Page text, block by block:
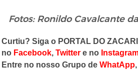
Fotos: Ronildo Cavalcante
Curtiu? Siga o PORTAL DO
no Facebook,Twitter e no
Entre no nosso Grupo deWhatApp